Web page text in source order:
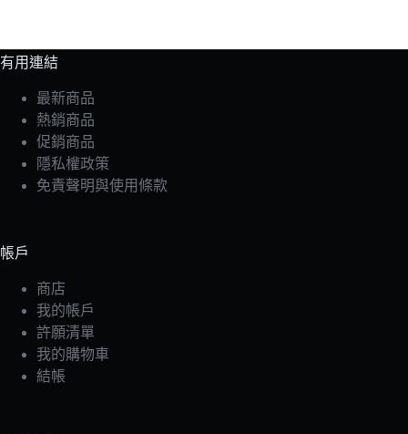
有用連結
最新商品
熱銷商品
促銷商品
隱私權政策
免責聲明與使用條款
帳戶
商店
我的帳戶
許願清單
我的購物車
結帳